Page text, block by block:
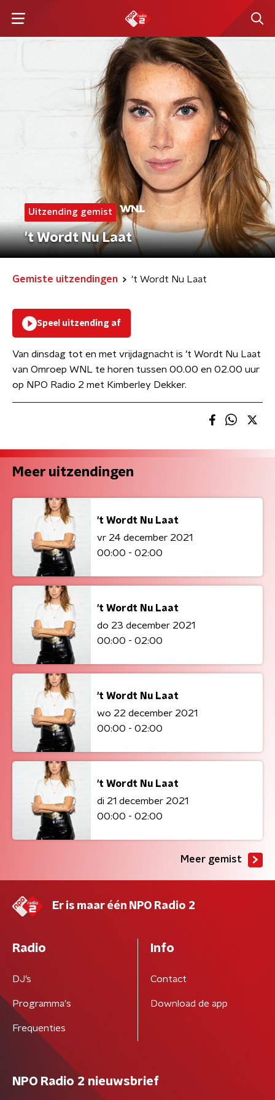
Uitzending gemist
't Wordt Nu Laat
Gemiste uitzendingen 't Wordt Nu Laat
Speel uitzending af
Van dinsdag tot en met vrijdagnacht is ’t Wordt Nu Laat
van Omroep WNL te horen tussen 00.00 en 02.00 uur
op NPO Radio 2 met Kimberley Dekker.
Meer uitzendingen
't Wordt Nu Laat
vr 24 december 2021
00:00 - 02:00
't Wordt Nu Laat
do 23 december 2021
00:00 - 02:00
't Wordt Nu Laat
wo 22 december 2021
00:00 - 02:00
't Wordt Nu Laat
di 21 december 2021
00:00 - 02:00
Meer gemist
Er is maar één NPO Radio 2
Radio
DJ’s
Programma's
Frequenties
Info
Contact
Download de app
NPO Radio 2 nieuwsbrief